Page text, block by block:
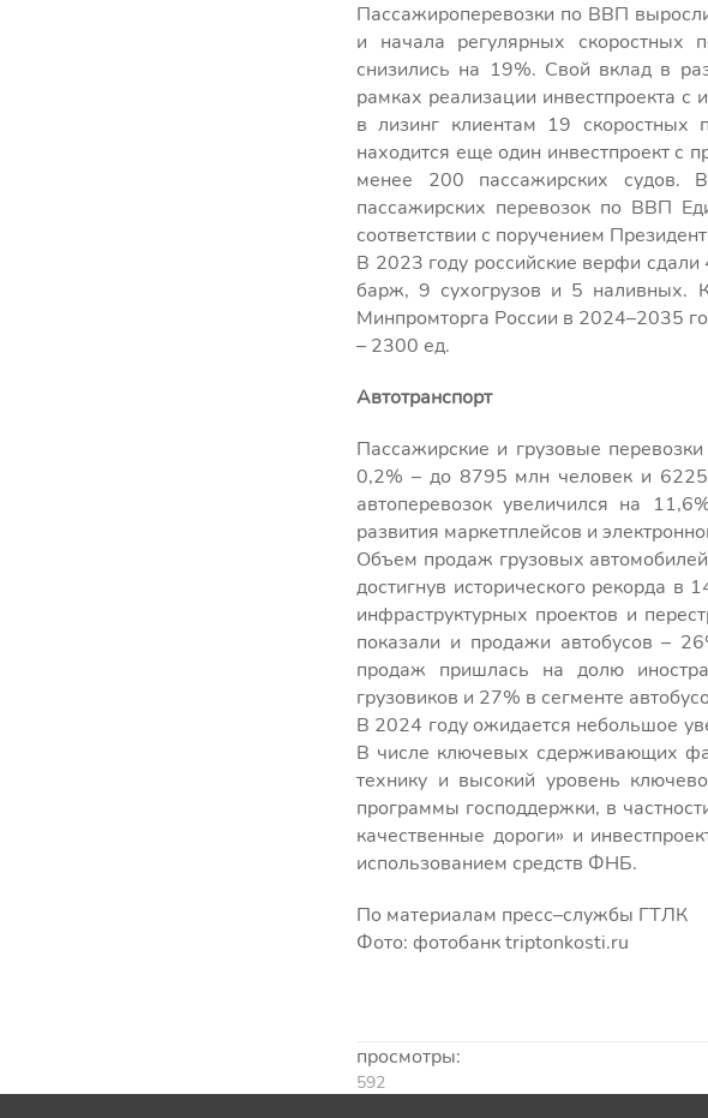
Пассажироперевозки по ВВП
и начала регулярных скоростных
снизились на 19%. Свой вклад в
рамках реализации инвестпроекта
в лизинг клиентам 19 скоростных
находится еще один инвестпроект с
менее 200 пассажирских судов.
пассажирских перевозок по ВВП
соответствии с поручением
В 2023 году российские верфи
барж, 9 сухогрузов и 5 наливных.
Минпромторга России в 2024–2035
– 2300 ед.
Автотранспорт
Пассажирские и грузовые
0,2% – до 8795 млн человек и 6225
автоперевозок увеличился на
развития маркетплейсов и
Объем продаж грузовых
достигнув исторического рекорда
инфраструктурных проектов и
показали и продажи автобусов –
продаж пришлась на долю
грузовиков и 27% в сегменте
В 2024 году ожидается небольшое
В числе ключевых сдерживающих
технику и высокий уровень
программы господдержки, в
качественные дороги» и
использованием средств ФНБ.
По материалам пресс–службы ГТЛК
Фото: фотобанк triptonkosti.ru
просмотры:
592